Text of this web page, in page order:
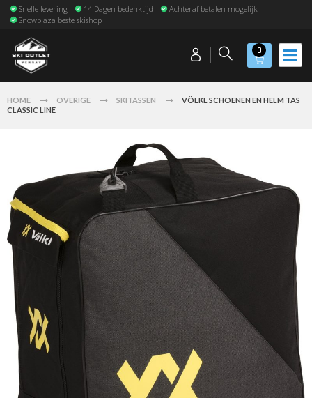
Snelle levering 14 Dagen bedenktijd
Achteraf betalen mogelijk
Snowplaza beste skishop
0
HOME OVERIGE SKITASSEN
VÖLKL SCHOENEN EN HELM TAS
CLASSIC LINE